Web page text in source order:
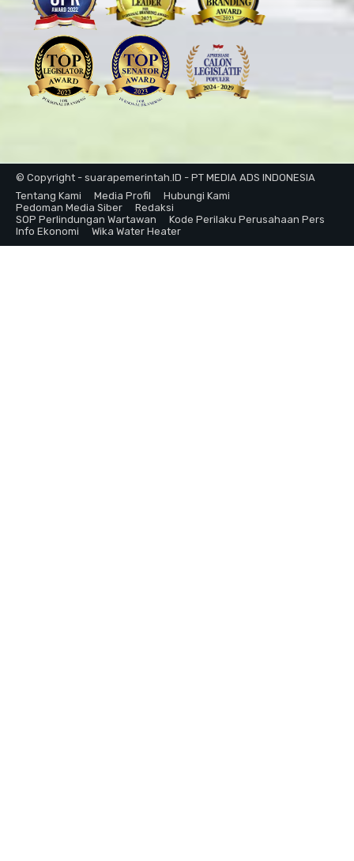
© Copyright - suarapemerintah.ID - PT MEDIA ADS INDONESIA
Tentang Kami
Media Profil
Hubungi Kami
Pedoman Media Siber
Redaksi
SOP Perlindungan Wartawan
Kode Perilaku Perusahaan Pers
Info Ekonomi
Wika Water Heater